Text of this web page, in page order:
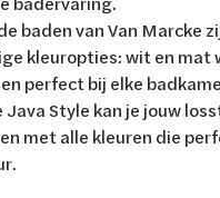
baden van Van Marcke
kleuropties: wit en mat
perfect bij elke
Java Style kan je jouw
met alle kleuren die